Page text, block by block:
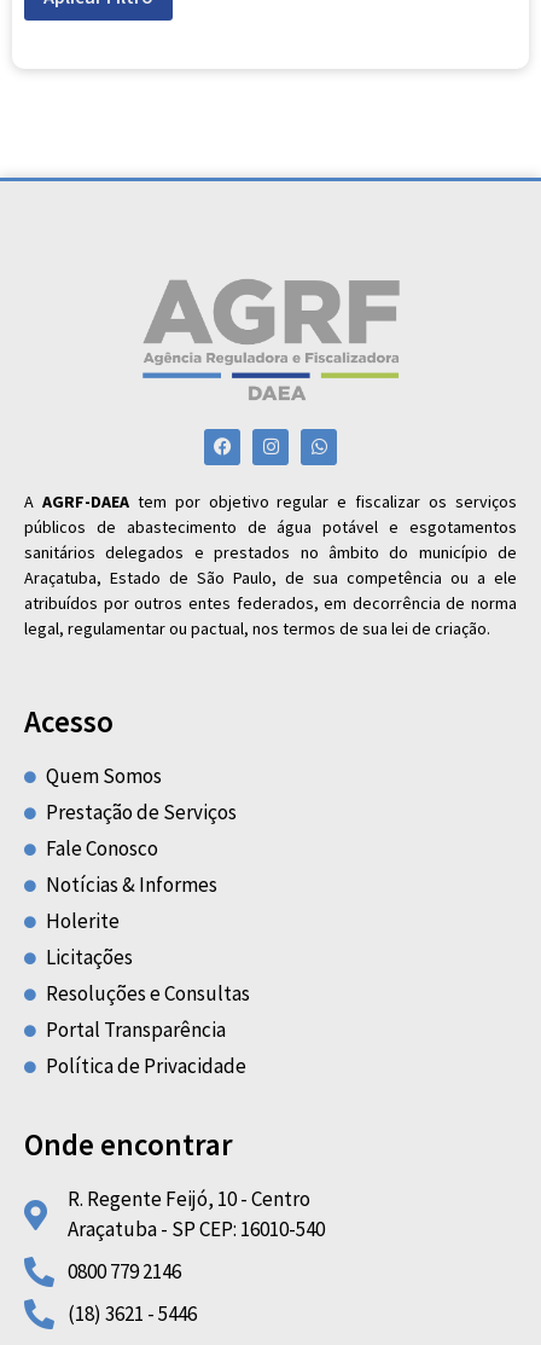
A AGRF-DAEAtem por objetivo regular e fiscalizar os serviços
públicos de abastecimento de água potável e esgotamentos
sanitários delegados e prestados no âmbito do município de
Araçatuba, Estado de São Paulo, de sua competência ou a ele
atribuídos por outros entes federados, em decorrência de norma
legal, regulamentar ou pactual, nos termos de sua lei de criação.
Acesso
Quem Somos
Prestação de Serviços
Fale Conosco
Notícias & Informes
Holerite
Licitações
Resoluções e Consultas
Portal Transparência
Política de Privacidade
Onde encontrar
R. Regente Feijó, 10 - Centro
Araçatuba - SP CEP: 16010-540
0800 779 2146
(18) 3621 - 5446